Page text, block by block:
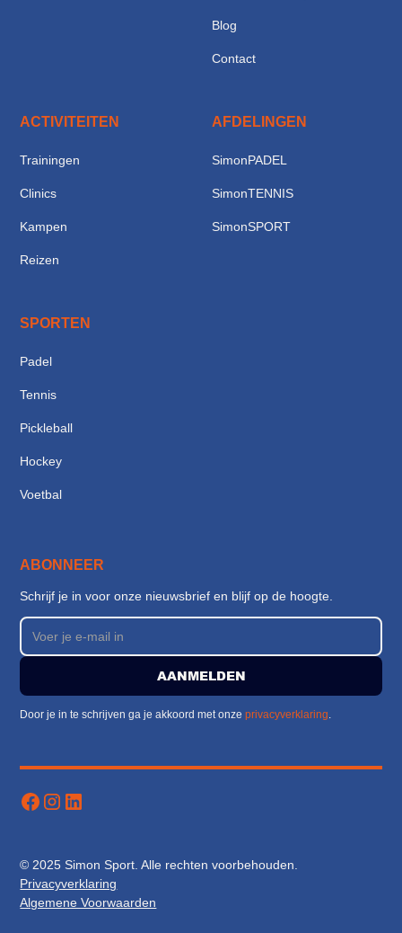
Blog
Contact
ACTIVITEITEN
Trainingen
Clinics
Kampen
Reizen
AFDELINGEN
SimonPADEL
SimonTENNIS
SimonSPORT
SPORTEN
Padel
Tennis
Pickleball
Hockey
Voetbal
ABONNEER
Schrijf je in voor onze nieuwsbrief en blijf op de hoogte.
Door je in te schrijven ga je akkoord met onzeprivacyverklaring.
© 2025 Simon Sport. Alle rechten voorbehouden.
Privacyverklaring
Algemene Voorwaarden